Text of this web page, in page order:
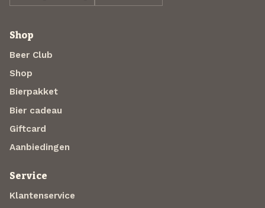
Shop
Beer Club
Shop
Bierpakket
Bier cadeau
Giftcard
Aanbiedingen
Service
Klantenservice